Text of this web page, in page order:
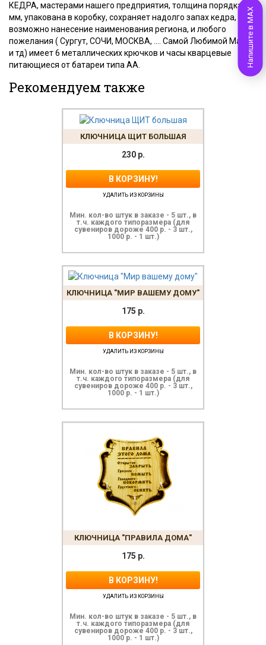
КЕДРА, мастерами нашего предприятия, толщина порядка 60
мм, упакована в коробку, сохраняет надолго запах кедра,
возможно нанесение наименования региона, и любого
пожелания ( Сургут, СОЧИ, МОСКВА, .... Самой Любимой Маме
и тд) имеет 6 металлических крючков и часы кварцевые
питающиеся от батареи типа АА.
Рекомендуем также
КЛЮЧНИЦА ЩИТ БОЛЬШАЯ
230 р.
В КОРЗИНУ!
УДАЛИТЬ ИЗ КОРЗИНЫ
Мин. кол-во штук в заказе - 5 шт., в
т.ч. каждого типоразмера (для
сувениров дороже 400 р. - 3 шт.,
1000 р. - 1 шт.)
КЛЮЧНИЦА "МИР ВАШЕМУ ДОМУ"
175 р.
В КОРЗИНУ!
УДАЛИТЬ ИЗ КОРЗИНЫ
Мин. кол-во штук в заказе - 5 шт., в
т.ч. каждого типоразмера (для
сувениров дороже 400 р. - 3 шт.,
1000 р. - 1 шт.)
КЛЮЧНИЦА "ПРАВИЛА ДОМА"
175 р.
В КОРЗИНУ!
УДАЛИТЬ ИЗ КОРЗИНЫ
Мин. кол-во штук в заказе - 5 шт., в
т.ч. каждого типоразмера (для
сувениров дороже 400 р. - 3 шт.,
1000 р. - 1 шт.)
Напишите в MAX